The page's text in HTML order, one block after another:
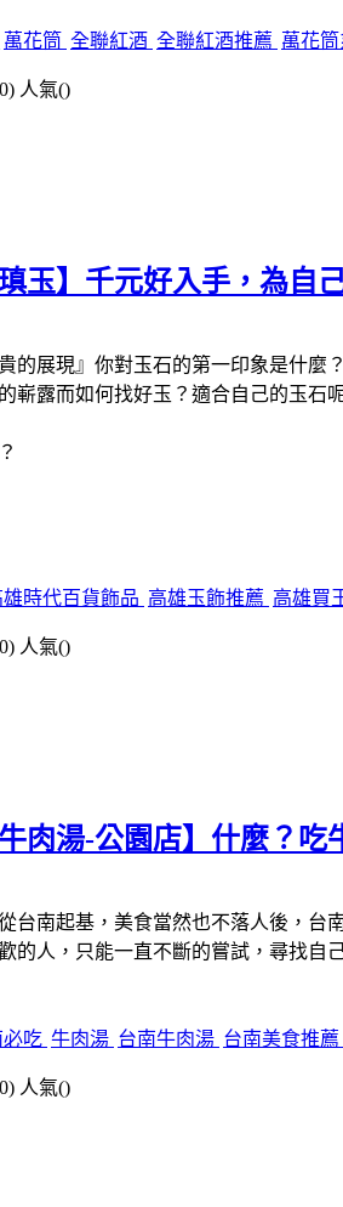
萬花筒 全聯紅酒 全聯紅酒推薦 萬花筒
人氣()
玉】千元好入手，為自
的展現』你對玉石的第一印象是什
嶄露而如何找好玉？適合自己的玉石
雄時代百貨飾品 高雄玉飾推薦 高雄買
人氣()
肉湯-公園店】什麼？
台南起基，美食當然也不落人後，
的人，只能一直不斷的嘗試，尋找自
必吃 牛肉湯 台南牛肉湯 台南美食推薦
人氣()